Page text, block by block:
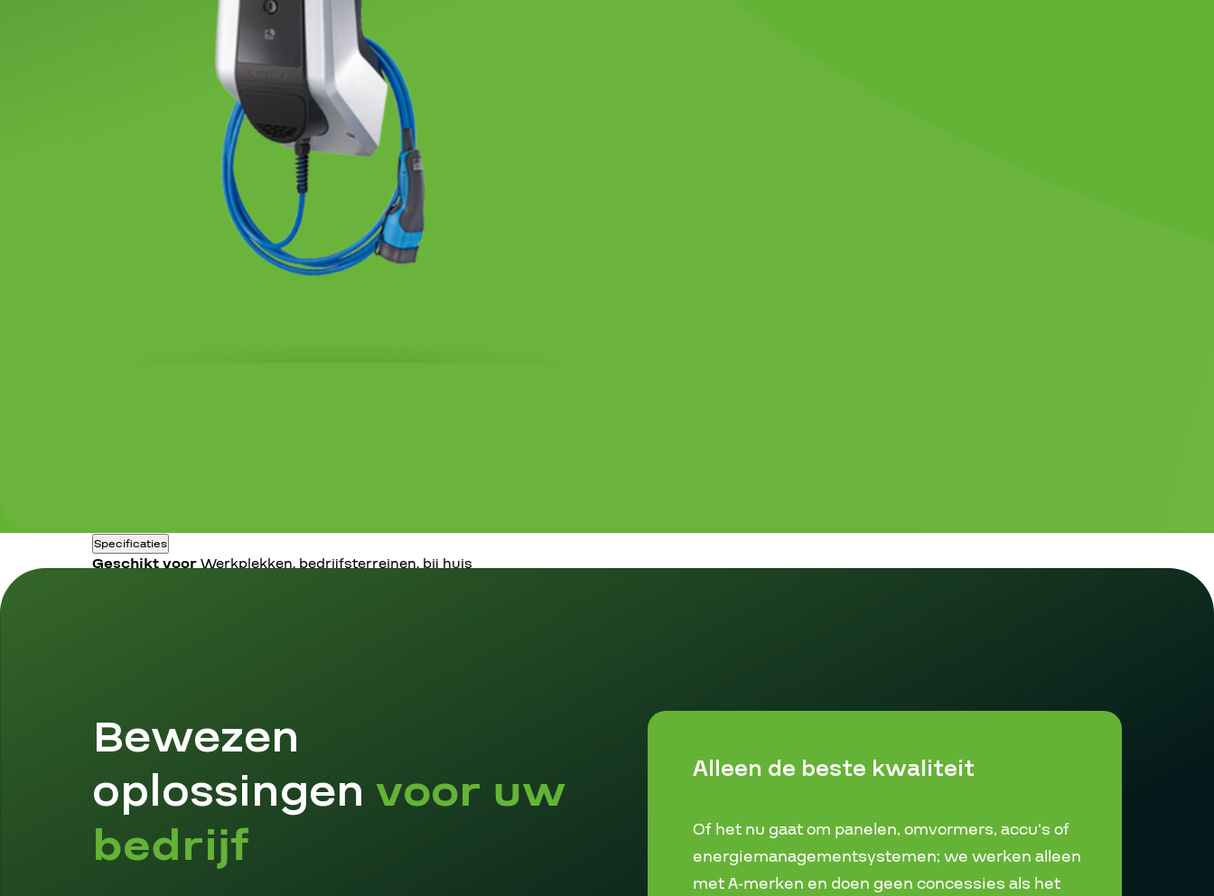
Specificaties
Geschikt voorWerkplekken, bedrijfsterreinen, bij huis
Bewezen
oplossingen voor uw
bedrijf
Alleen de beste kwaliteit
Of het nu gaat om panelen, omvormers, accu’s of
energiemanagementsystemen; we werken alleen
met A-merken en doen geen concessies als het